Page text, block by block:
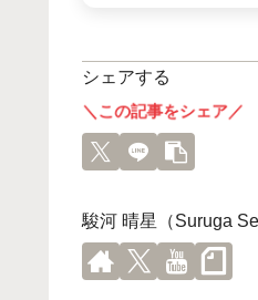
シェアする
＼この記事をシェア／
駿河 晴星（Suruga